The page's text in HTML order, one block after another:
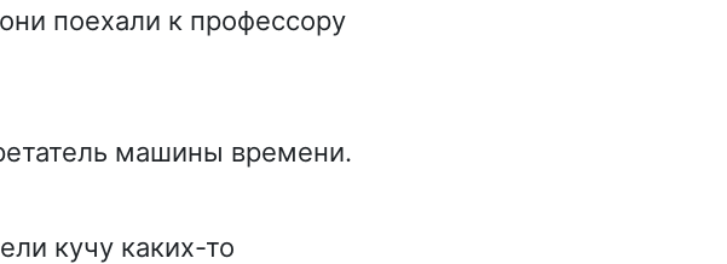
поехали к профессору
машины времени.
кучу каких-то